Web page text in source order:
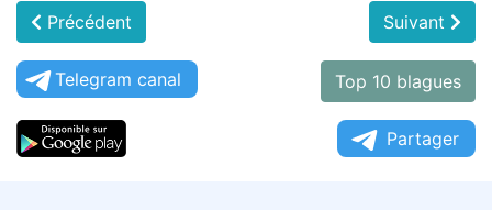
Précédent Suivant
Telegram canal Top 10 blagues
Partager